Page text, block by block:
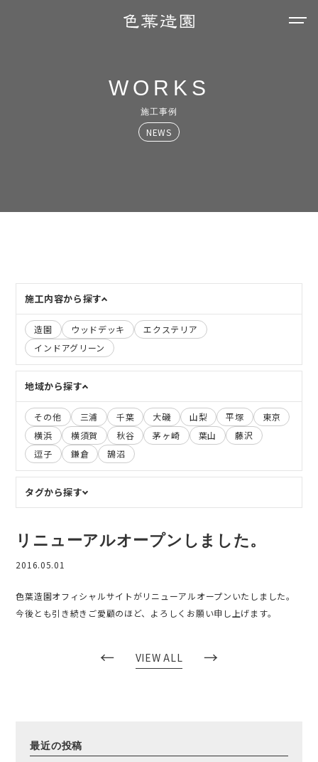
WORKS
施工事例
NEWS
施工内容から探す
造園 ウッドデッキ
エクステリア
インドアグリーン
地域から探す
その他 三浦 千葉 大磯 山梨 平塚
東京
横浜
横須賀 秋谷 茅ヶ崎 葉山
藤沢
逗子
鎌倉 鵠沼
タグから探す
リニューアルオープンしました。
2016.05.01
色葉造園オフィシャルサイトがリニューアルオープンいたしました。
今後とも引き続きご愛顧のほど、よろしくお願い申し上げます。
← VIEW ALL →
最近の投稿